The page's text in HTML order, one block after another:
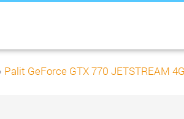
Palit GeForce GTX 770 JETSTREAM